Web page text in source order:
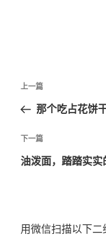
文
导
航
上
一
文
章
上一篇
那个吃占花饼
下
一
下一篇
油泼面，踏踏实
用微信扫描以下